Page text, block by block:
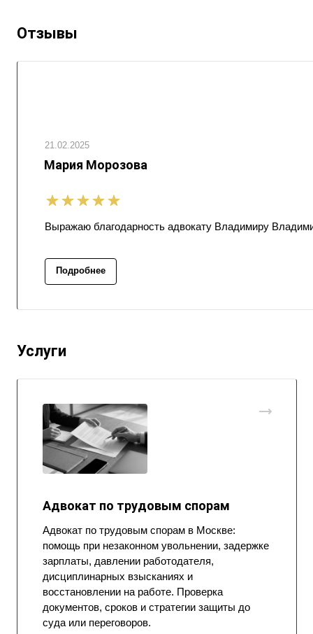
Отзывы
21.02.2025
Мария Морозова
Выражаю благодарность адвокату Владимиру
Подробнее
Услуги
Адвокат по трудовым спорам
Адвокат по трудовым спорам в Москве:
помощь при незаконном увольнении, задержке
зарплаты, давлении работодателя,
дисциплинарных взысканиях и
восстановлении на работе. Проверка
документов, сроков и стратегии защиты до
суда или переговоров.